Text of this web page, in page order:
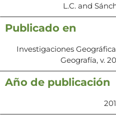
L.C. and
Publicado en
Investigaciones
Geografía, v.
Año de publicación